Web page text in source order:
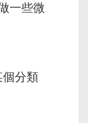
一些微
個分類